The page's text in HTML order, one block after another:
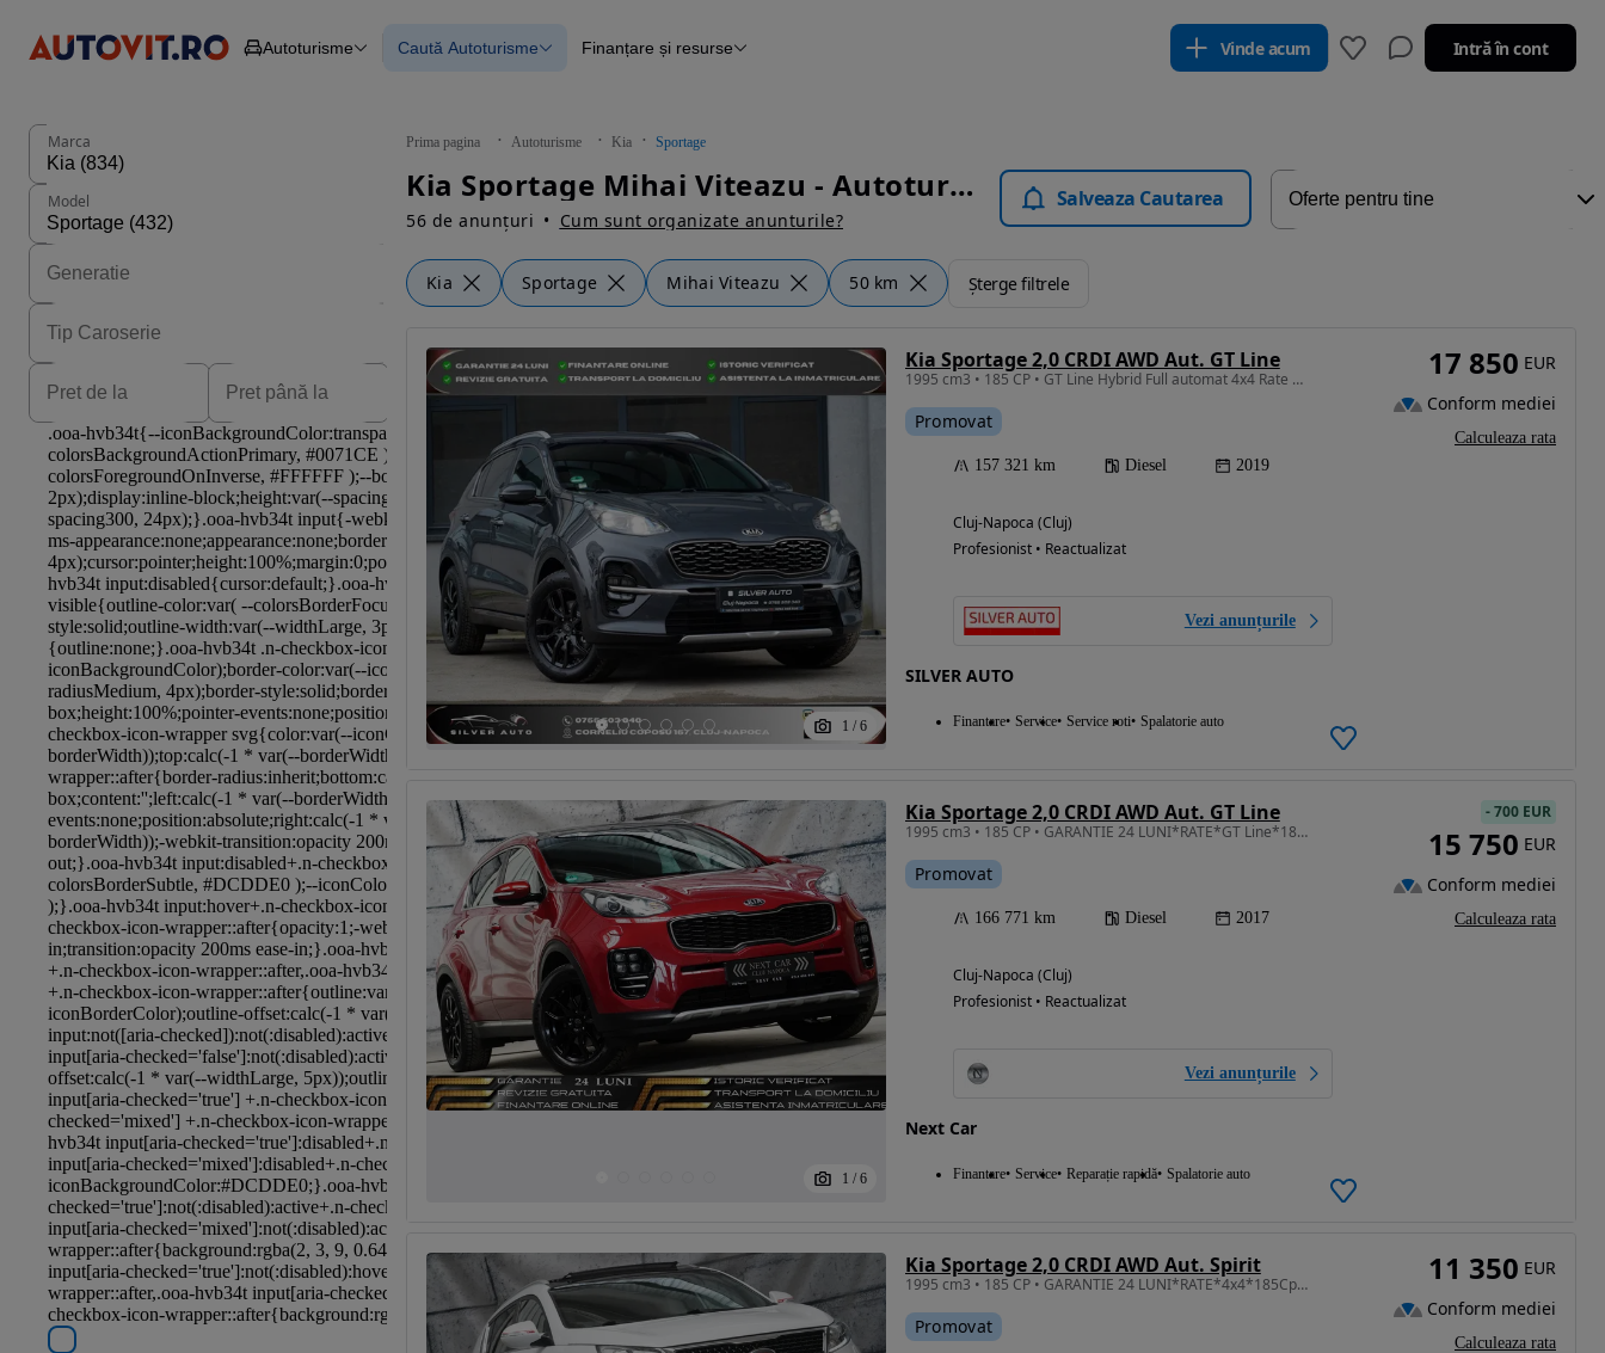
Autoturisme
Autoturisme
Mașini electrice
Mașini cu detalii verificate
Caută Autoturisme
Blog Autovit.ro
Finanțare și resurse Vinde acum Intră în cont
Prima pagina Autoturisme Kia Sportage
Kia Sportage Mihai Viteazu - Autoturisme
56 de anunțuri Cum sunt organizate anunturile?
Salveaza Cautarea
Kia Sportage Mihai Viteazu 50 km Șterge filtrele
Marca
Model
Eligibil pentru
1 / 6
Kia Sportage 2,0 CRDI AWD Aut. GT Line
1995 cm3 • 185 CP • GT Line Hybrid Full automat 4x4 Rate Garantie 24 luni Finantare
Promovat
157 321 km Diesel 2019
Cluj-Napoca (Cluj)
Profesionist • Reactualizat
Vezi anunțurile
SILVER AUTO
Finantare Service Service roti Spalatorie auto
17 850 EUR
Conform mediei
Calculeaza rata
1 / 6
Kia Sportage 2,0 CRDI AWD Aut. GT Line
1995 cm3 • 185 CP • GARANTIE 24 LUNI*RATE*GT Line*185CP*4x4*Automata*Piele*Ventilatie*Full
Promovat
166 771 km Diesel 2017
Cluj-Napoca (Cluj)
Profesionist • Reactualizat
Vezi anunțurile
Next Car
Finantare Service Reparație rapidă Spalatorie auto
-700 EUR
15 750 EUR
Conform mediei
Calculeaza rata
Kia Sportage 2,0 CRDI AWD Aut. Spirit
1995 cm3 • 185 CP • GARANTIE 24 LUNI*RATE*4x4*185Cp*Automata*Piele*Panorama*Full
Promovat
11 350 EUR
Conform mediei
Calculeaza rata